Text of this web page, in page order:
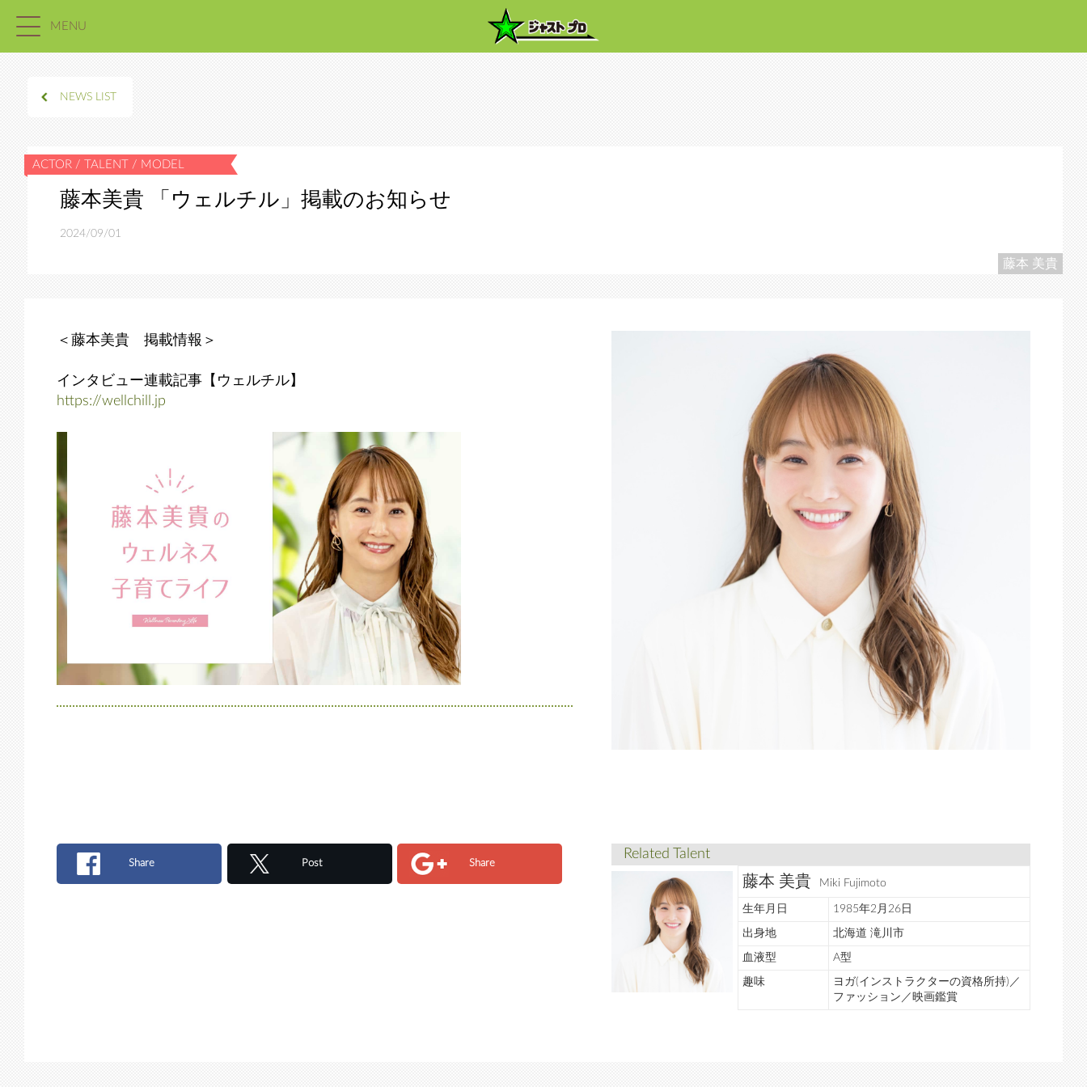
MENU
NEWS LIST
藤本美貴 「ウェルチル」掲載のお知らせ
2024/09/01
藤本 美貴
＜藤本美貴 掲載情報＞
インタビュー連載記事【ウェルチル】
https://wellchill.jp
Share Post Share
Related Talent
藤本 美貴 Miki Fujimoto
生年月日 1985年2月26日
出身地 北海道 滝川市
血液型 A型
趣味
ヨガ(インストラクターの資格所持)／
ファッション／映画鑑賞